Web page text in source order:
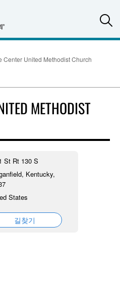
Center United Methodist Church
METHODIST
6841 St Rt 130 S
Kentucky,
States
길찾기